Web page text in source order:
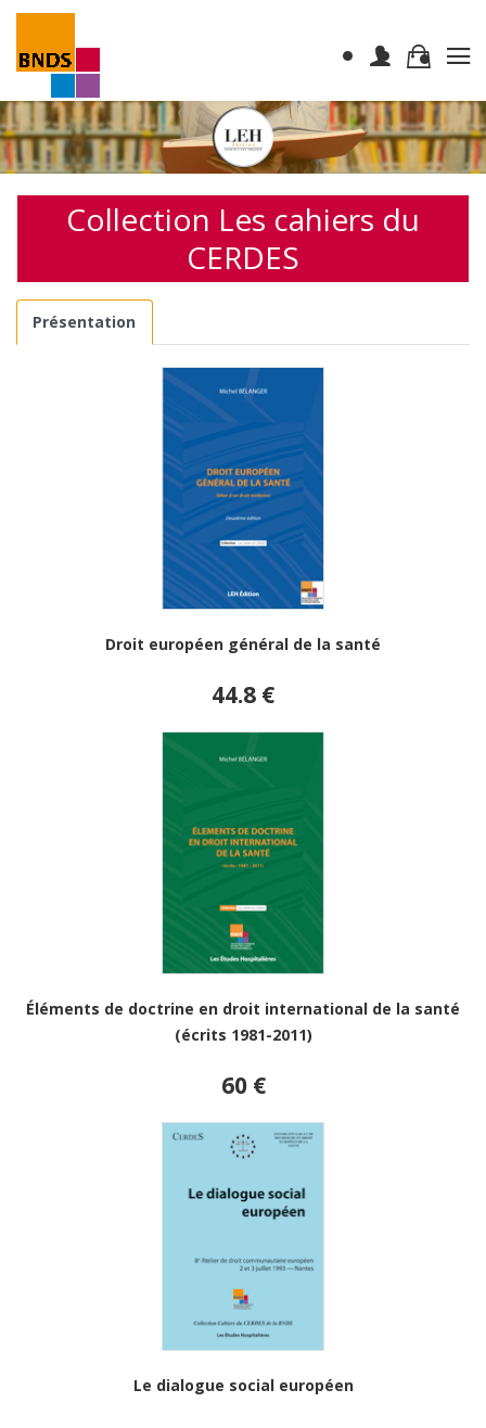
Collection Les cahiers du
CERDES
Présentation
Droit européen général de la santé
44.8 €
Éléments de doctrine en droit international de la santé
(écrits 1981-2011)
60 €
Le dialogue social européen